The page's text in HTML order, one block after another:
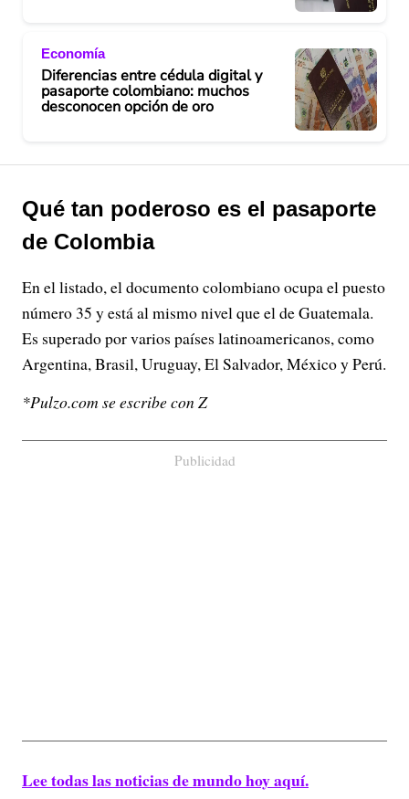
Economía
Diferencias entre cédula digital y
pasaporte colombiano: muchos
desconocen opción de oro
Qué tan poderoso es el pasaporte
de Colombia
En el listado, el documento colombiano ocupa el puesto
número 35 y está al mismo nivel que el de Guatemala.
Es superado por varios países latinoamericanos, como
Argentina, Brasil, Uruguay, El Salvador, México y Perú.
*Pulzo.com se escribe con Z
Publicidad
Lee todas las noticias de mundo hoy aquí.